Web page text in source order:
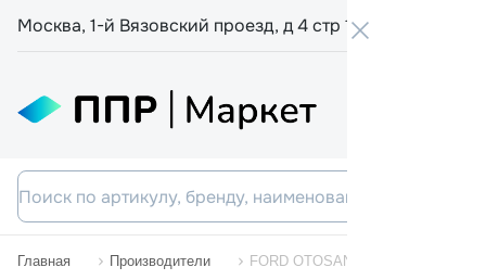
Москва, 1-й Вязовский проезд, д 4 стр 19
Главная Производители FORD OTOSAN